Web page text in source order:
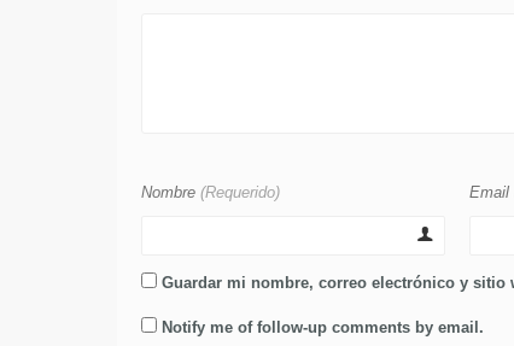
Nombre (Requerido) Email
Guardar mi nombre, correo electrónico y sitio
Notify me of follow-up comments by email.